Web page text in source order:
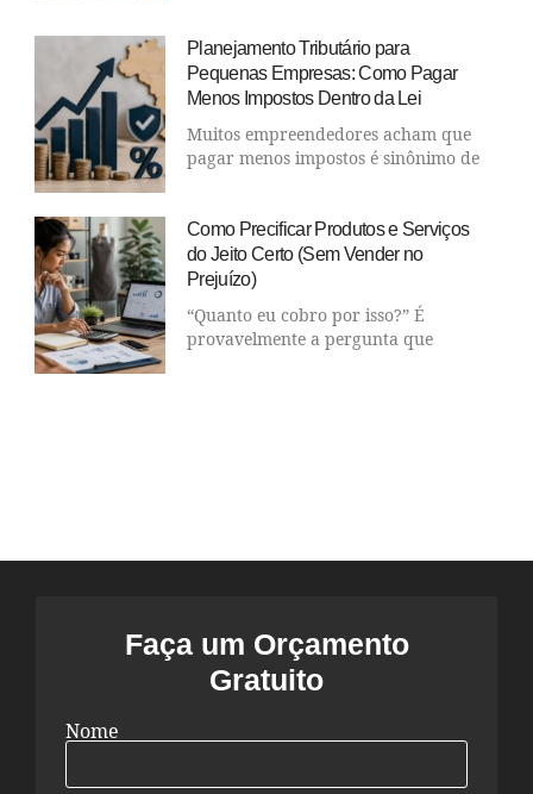
Planejamento Tributário para
Pequenas Empresas: Como Pagar
Menos Impostos Dentro da Lei
Muitos empreendedores acham que
pagar menos impostos é sinônimo de
Como Precificar Produtos e Serviços
do Jeito Certo (Sem Vender no
Prejuízo)
“Quanto eu cobro por isso?” É
provavelmente a pergunta que
Faça um Orçamento
Gratuito
Nome